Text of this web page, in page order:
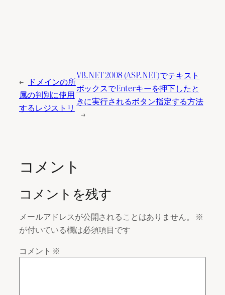
← ドメインの所
属の判別に使用
するレジストリ
VB.NET 2008 (ASP.NET)でテキスト
ボックスでEnterキーを押下したと
きに実行されるボタン指定する方法
→
コメント
コメントを残す
メールアドレスが公開されることはありません。
※
が付いている欄は必須項目です
コメント ※